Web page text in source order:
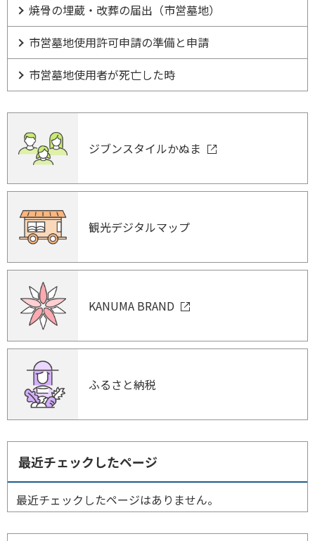
焼骨の埋蔵・改葬の届出（市営墓地）
市営墓地使用許可申請の準備と申請
市営墓地使用者が死亡した時
ジブンスタイルかぬま
観光デジタルマップ
KANUMA BRAND
ふるさと納税
最近チェックしたページ
最近チェックしたページはありません。